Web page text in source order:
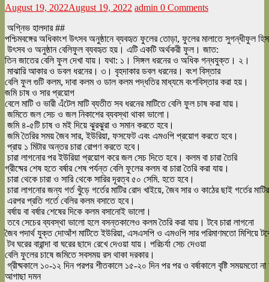
August 19, 2022August 19, 2022 admin 0 Comments
অগ্নিভ হালদার ##
পশ্চিমবঙ্গের অধিকাংশ উৎসব অনুষ্ঠানে ব্যবহৃত ফুলের তোড়া, ফুলের মালাতে সুগন্ধীফুল
উৎসব ও অনুষ্ঠান বেলিফুল ব্যবহৃত হয়। এটি একটি অর্থকরী ফুল। জাত:
তিন জাতের বেলি ফুল দেখা যায়। যথা: ১। সিঙ্গল ধরনের ও অধিক গন্ধযুক্ত। ২।
মাঝারি আকার ও ডবল ধরনের। ৩। বৃহদাকার ডবল ধরনের। বংশ বিস্তার
বেলি ফুল গুটি কলম, দাবা কলম ও ডাল কলম পদ্ধতির মাধ্যমে বংশবিস্তার করা হয়।
জমি চাষ ও সার প্রয়োগ
বেলে মাটি ও ভারী এঁটেল মাটি ব্যতীত সব ধরনের মাটিতে বেলি ফুল চাষ করা যায়।
জমিতে জল সেচ ও জল নিকাশের ব্যবস্থা থাকা ভালো।
জমি ৪-৫টি চাষ ও মই দিয়ে ঝুরঝুরা ও সমান করতে হবে।
জমি তৈরির সময় জৈব সার, ইউরিয়া, ফসফেট এবং এমওপি প্রয়োগ করতে হবে।
প্রায় ১ মিটার অন্তর চারা রোপণ করতে হবে।
চারা লাগনোর পর ইউরিয়া প্রয়োগ করে জল সেচ দিতে হবে। কলম বা চারা তৈরি
গ্রীষ্মের শেষ হতে বর্ষার শেষ পর্যন্ত বেলি ফুলের কলম বা চারা তৈরি করা যায়।
চারা থেকে চারা ও সারি থেকে সারির দূরত্ব ৫০ সেমি. হতে হবে।
চারা লাগনোর জন্য গর্ত খুঁড়ে গর্তের মাটির রোদ খাইয়ে, জৈব সার ও কাঠের ছাই গর্তের
এরপর প্রতি গর্তে বেলির কলম বসাতে হবে।
বর্ষায় বা বর্ষার শেষের দিকে কলম বসানোই ভালো।
তবে সেচের ব্যবস্থা ভালো হলে বসন্তকালেও কলম তৈরি করা যায়। টবে চারা লাগনো
জৈব পদার্থ যুক্ত দোআঁশ মাটিতে ইউরিয়া, এসএসপি ও এমওপি সার পরিমাণমতো মিশিয়ে
টব ঘরের বারান্দা বা ঘরের ছাদে রেখে দেওয়া যায়। পরিচর্যা সেচ দেওয়া
বেলি ফুলের চাষে জমিতে সবসময় রস থাকা দরকার।
গ্রীষ্মকালে ১০-১২ দিন পরপর শীতকালে ১৫-২০ দিন পর পর ও বর্ষাকালে বৃষ্টি সময়মতো
আগাছা দমন